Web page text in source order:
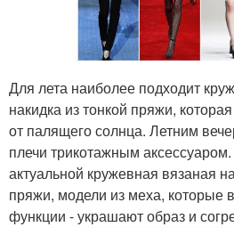
Для лета наиболее подходит
накидка из тонкой пряжи,
от палящего солнца. Летним
плечи трикотажным
актуальной кружевная вязаная
пряжи, модели из меха, которые
функции - украшают образ и